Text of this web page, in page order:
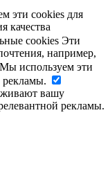
эти cookies для
качества
cookies Эти
например,
Мы используем эти
рекламы.
вашу
рекламы.